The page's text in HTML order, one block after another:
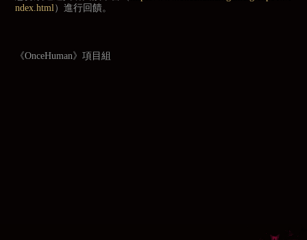
ndex.html）進行回饋。
《OnceHuman》項目組